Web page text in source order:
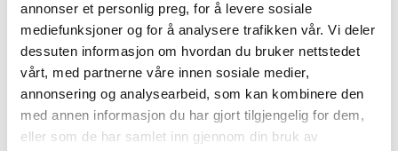
annonser et personlig preg, for å levere sosiale
mediefunksjoner og for å analysere trafikken vår. Vi deler
dessuten informasjon om hvordan du bruker nettstedet
vårt, med partnerne våre innen sosiale medier,
annonsering og analysearbeid, som kan kombinere den
med annen informasjon du har gjort tilgjengelig for dem,
eller som de har samlet inn gjennom din bruk av